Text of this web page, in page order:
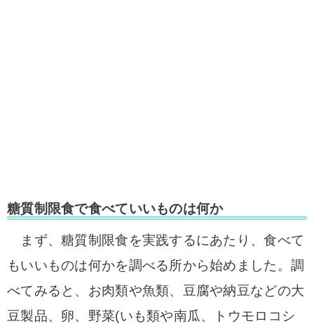
糖質制限食で食べていいものは何か
まず、糖質制限食を実践するにあたり、食べて
もいいものは何かを調べる所から始めました。 調
べてみると、お肉類や魚類、豆腐や納豆などの大
豆製品、卵、野菜(いも類や南瓜、トウモロコシ